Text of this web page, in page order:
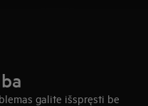
galite išspręsti be